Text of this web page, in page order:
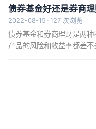
上的流通货币减少。更多的
票市场上...
债券基金好还是券商理
2022-08-15 · 127 次浏览
债券基金和券商理财是两
产品的风险和收益率都差